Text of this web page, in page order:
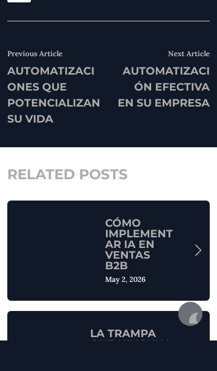
Previous Article
AUTOMATIZACI
ONES QUE
POTENCIALIZAN
SU VIDA
Next Article
AUTOMATIZACI
ÓN EFECTIVA
EN SU EMPRESA
RELATED POSTS
CÓMO
IMPLEMENT
AR IA EN
VENTAS
B2B
May 2, 2026
LA TRAMPA
QUE NINGUNA